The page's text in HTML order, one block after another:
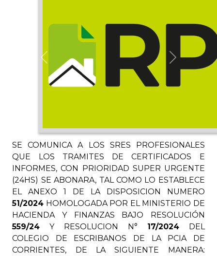
Previous Next
SE COMUNICA A LOS SRES PROFESIONALES
QUE LOS TRAMITES DE CERTIFICADOS E
INFORMES, CON PRIORIDAD SUPER URGENTE
(24HS) SE ABONARA, TAL COMO LO ESTABLECE
EL ANEXO 1 DE LA DISPOSICION NUMERO
51/2024 HOMOLOGADA POR EL MINISTERIO DE
HACIENDA Y FINANZAS BAJO RESOLUCIÓN
559/24 Y RESOLUCION N° 17/2024DEL
COLEGIO DE ESCRIBANOS DE LA PCIA DE
CORRIENTES, DE LA SIGUIENTE MANERA: